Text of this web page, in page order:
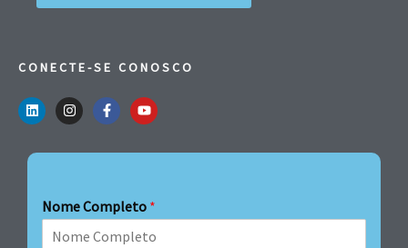
CONECTE-SE CONOSCO
Nome Completo *